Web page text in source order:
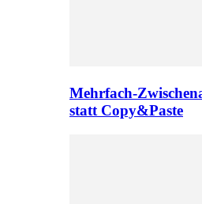
Mehrfach-
statt Copy&Paste